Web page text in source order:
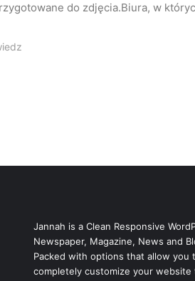
do zdjęcia.Biura, w
Jannah is a Clean Responsive
Newspaper, Magazine, News and
Packed with options that allow you
completely customize your website